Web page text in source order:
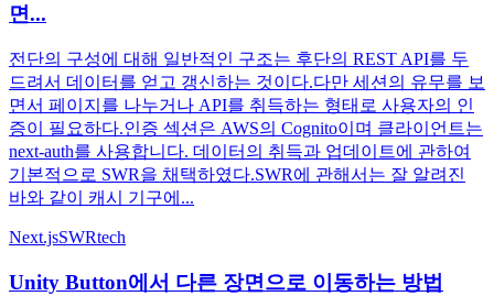
면...
전단의 구성에 대해 일반적인 구조는 후단의 REST API를 두
드려서 데이터를 얻고 갱신하는 것이다.다만 세션의 유무를 보
면서 페이지를 나누거나 API를 취득하는 형태로 사용자의 인
증이 필요하다.인증 섹션은 AWS의 Cognito이며 클라이언트는
next-auth를 사용합니다. 데이터의 취득과 업데이트에 관하여
기본적으로 SWR을 채택하였다.SWR에 관해서는 잘 알려진
바와 같이 캐시 기구에...
Next.jsSWRtech
Unity Button에서 다른 장면으로 이동하는 방법